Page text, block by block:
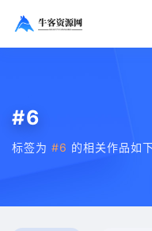
#6
标签为 #6 的相关作品如下